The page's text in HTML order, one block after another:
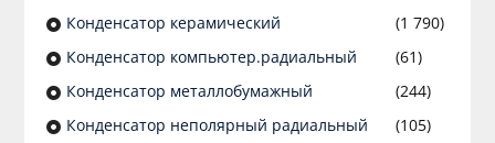
Конденсатор керамический
(1 790)
Конденсатор компьютер.радиальный
(61)
Конденсатор металлобумажный
(244)
Конденсатор неполярный радиальный
(105)